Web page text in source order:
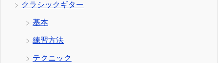
クラシックギター
基本
練習方法
テクニック